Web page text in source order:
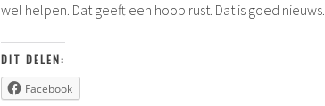
wel helpen. Dat geeft een hoop rust. Dat is goed nieuws.
DIT DELEN:
Facebook